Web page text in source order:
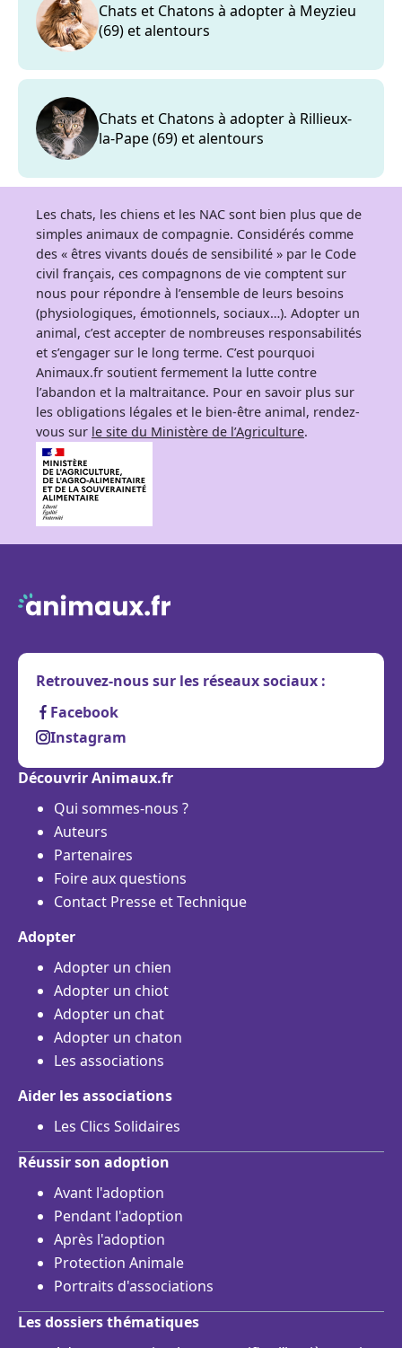
Chats et Chatons à adopter à Meyzieu
(69) et alentours
Chats et Chatons à adopter à Rillieux-
la-Pape (69) et alentours
Les chats, les chiens et les NAC sont bien plus que de
simples animaux de compagnie. Considérés comme
des « êtres vivants doués de sensibilité » par le Code
civil français, ces compagnons de vie comptent sur
nous pour répondre à l’ensemble de leurs besoins
(physiologiques, émotionnels, sociaux…). Adopter un
animal, c’est accepter de nombreuses responsabilités
et s’engager sur le long terme. C’est pourquoi
Animaux.fr soutient fermement la lutte contre
l’abandon et la maltraitance. Pour en savoir plus sur
les obligations légales et le bien-être animal, rendez-
vous sur le site du Ministère de l’Agriculture.
Retrouvez-nous sur les réseaux sociaux :
Facebook
Instagram
Découvrir Animaux.fr
Qui sommes-nous ?
Auteurs
Partenaires
Foire aux questions
Contact Presse et Technique
Adopter
Adopter un chien
Adopter un chiot
Adopter un chat
Adopter un chaton
Les associations
Aider les associations
Les Clics Solidaires
Réussir son adoption
Avant l'adoption
Pendant l'adoption
Après l'adoption
Protection Animale
Portraits d'associations
Les dossiers thématiques